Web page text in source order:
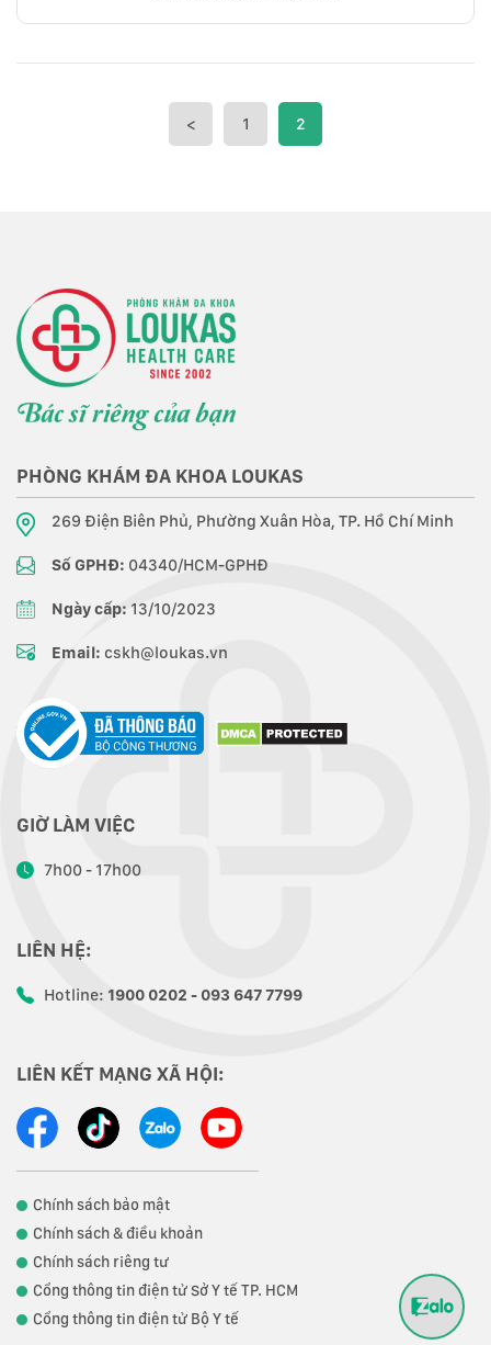
< 1 2
PHÒNG KHÁM ĐA KHOA LOUKAS
269 Điện Biên Phủ, Phường Xuân Hòa, TP. Hồ Chí Minh
Số GPHĐ: 04340/HCM-GPHĐ
Ngày cấp: 13/10/2023
Email: cskh@loukas.vn
GIỜ LÀM VIỆC
7h00 - 17h00
LIÊN HỆ:
Hotline: 1900 0202 - 093 647 7799
LIÊN KẾT MẠNG XÃ HỘI:
Chính sách bảo mật
Chính sách & điều khoản
Chính sách riêng tư
Cổng thông tin điện tử Sở Y tế TP. HCM
Cổng thông tin điện tử Bộ Y tế